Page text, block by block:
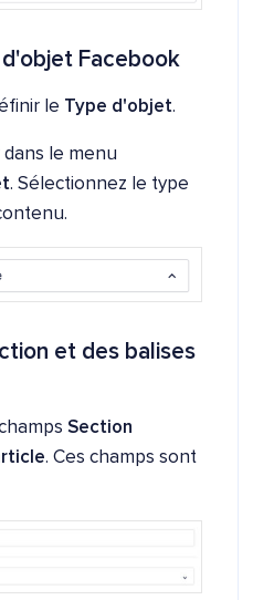
Facebook
le Type d'objet.
le menu
. Sélectionnez le type
et des balises
Section
. Ces champs sont